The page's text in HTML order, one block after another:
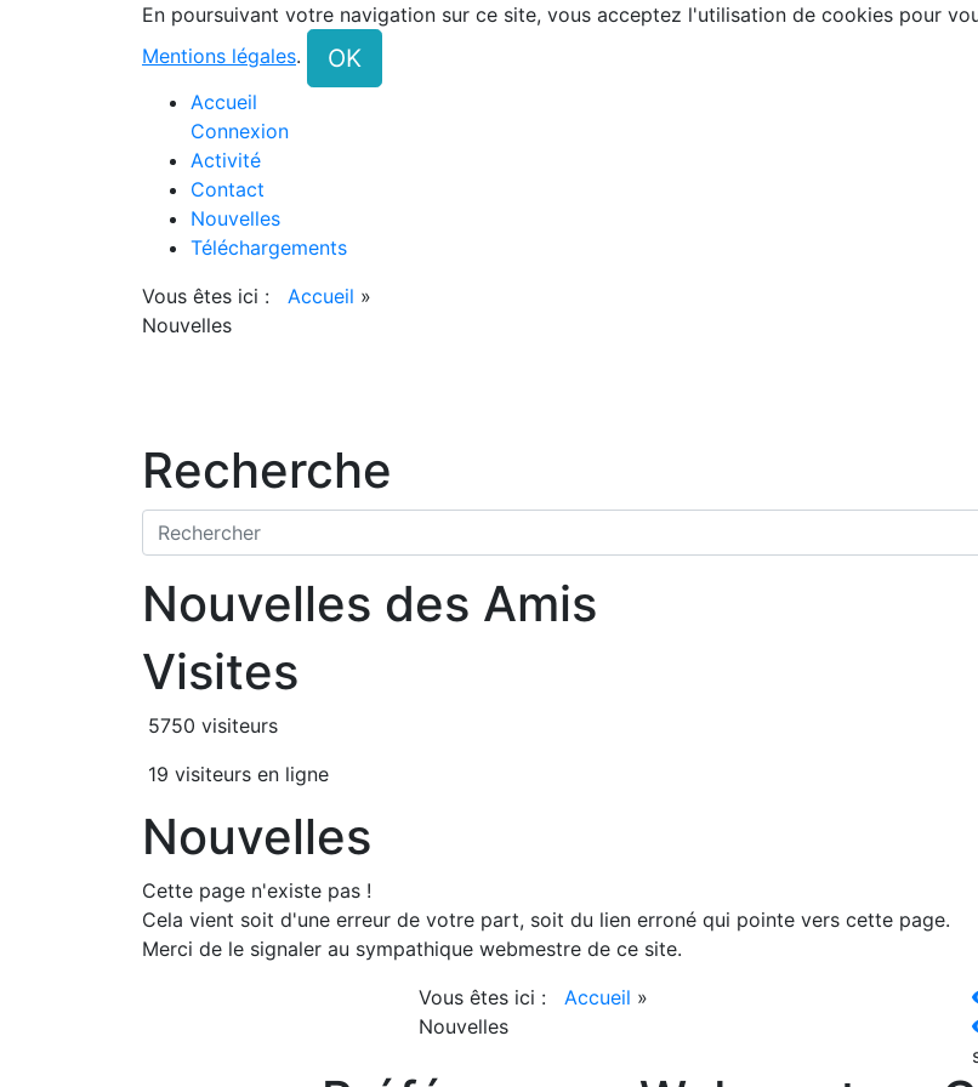
En poursuivant votre navigation sur ce site, vous acceptez l'utilisation de cookies pour
Mentions légales. OK
Accueil
Connexion
Activité
Contact
Nouvelles
Téléchargements
Vous êtes ici :
Accueil »
Nouvelles
Recherche
Nouvelles des Amis
Visites
5750 visiteurs
19 visiteurs en ligne
Nouvelles
Cette page n'existe pas !
Cela vient soit d'une erreur de votre part, soit du lien erroné qui pointe vers cette page.
Merci de le signaler au sympathique webmestre de ce site.
Vous êtes ici :
Accueil »
Nouvelles